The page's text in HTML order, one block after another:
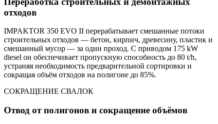
отходов
IMPAKTOR 350 EVO II перерабатывает смешанные потоки
строительных отходов — бетон, кирпич, древесину, пластик и
смешанный мусор — за один проход. С приводом 175 kW
diesel он обеспечивает пропускную способность до 80 t/h,
устраняя необходимость предварительной сортировки и
сокращая объём отходов на полигоне до 85%.
СОКРАЩЕНИЕ СВАЛОК
Отвод от полигонов и сокращение объёмов